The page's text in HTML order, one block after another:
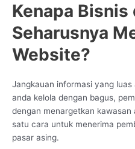
Kenapa
Seharusnya
Website?
Jangkauan informasi yang
anda kelola dengan bagus,
dengan menargetkan
satu cara untuk menerima
pasar asing.